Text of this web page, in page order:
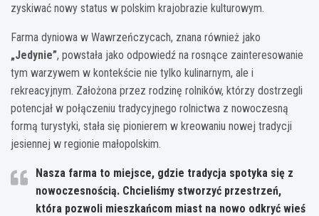
zyskiwać nowy status w polskim krajobrazie kulturowym.
Farma dyniowa w Wawrzeńczycach, znana również jako
„Jedynie”, powstała jako odpowiedź na rosnące zainteresowanie
tym warzywem w kontekście nie tylko kulinarnym, ale i
rekreacyjnym. Założona przez rodzinę rolników, którzy dostrzegli
potencjał w połączeniu tradycyjnego rolnictwa z nowoczesną
formą turystyki, stała się pionierem w kreowaniu nowej tradycji
jesiennej w regionie małopolskim.
Nasza farma to miejsce, gdzie tradycja spotyka się z
nowoczesnością. Chcieliśmy stworzyć przestrzeń,
która pozwoli mieszkańcom miast na nowo odkryć wieś